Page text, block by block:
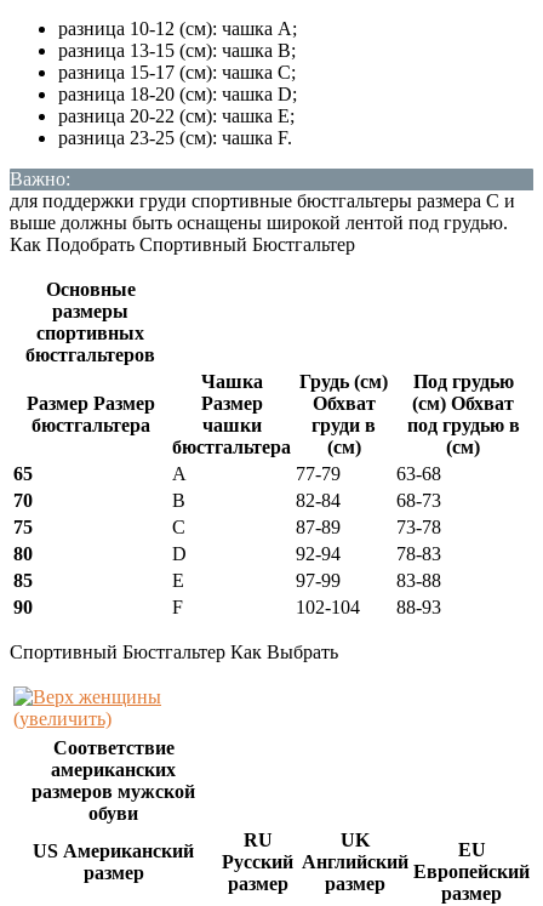
разница 10-12 (см): чашка A;
разница 13-15 (см): чашка В;
разница 15-17 (см): чашка С;
разница 18-20 (см): чашка D;
разница 20-22 (см): чашка Е;
разница 23-25 (см): чашка F.
Важно:
для поддержки груди спортивные бюстгальтеры размера С и
выше должны быть оснащены широкой лентой под грудью.
Как Подобрать Спортивный Бюстгальтер
Основные
размеры
спортивных
бюстгальтеров
Размер Размер
бюстгальтера
Чашка
Размер
чашки
бюстгальтера
Грудь (см)
Обхват
груди в
(см)
Под грудью
(см) Обхват
под грудью в
(см)
65
A 77-79
63-68
70
B 82-84
68-73
75
C 87-89
73-78
80
D 92-94
78-83
85
E 97-99
83-88
90
F 102-104 88-93
Спортивный Бюстгальтер Как Выбрать
(увеличить)
Соответствие
американских
размеров мужской
обуви
US Американский
размер
RU
Русский
размер
UK
Английский
размер
EU
Европейский
размер